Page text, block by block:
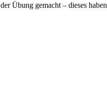
Übung gemacht – dieses